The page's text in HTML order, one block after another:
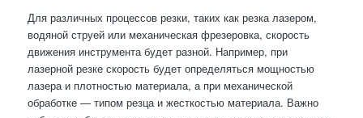
Для различных процессов резки, таких как резка лазером,
водяной струей или механическая фрезеровка, скорость
движения инструмента будет разной. Например, при
лазерной резке скорость будет определяться мощностью
лазера и плотностью материала, а при механической
обработке — типом резца и жесткостью материала. Важно